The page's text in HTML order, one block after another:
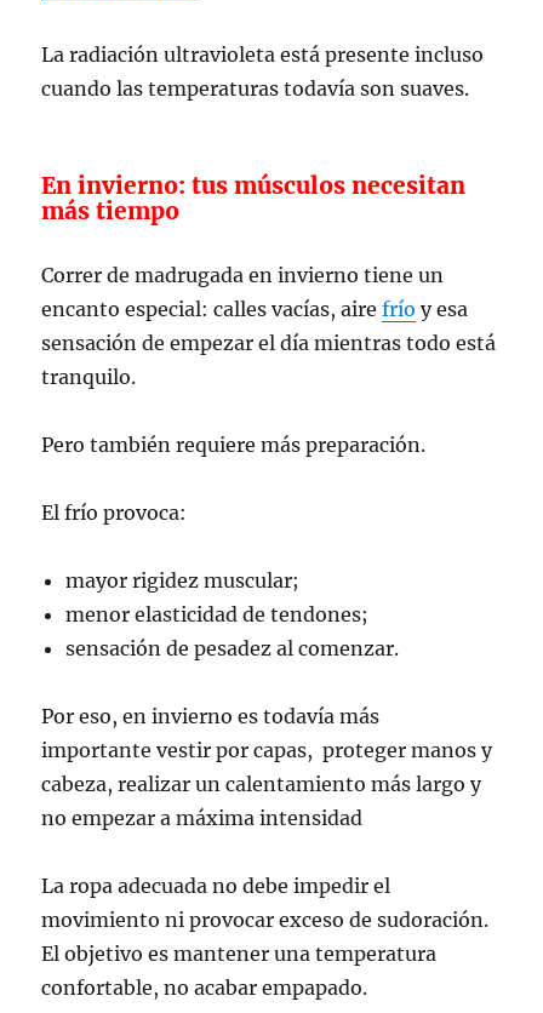
La radiación ultravioleta está presente incluso
cuando las temperaturas todavía son suaves.
En invierno: tus músculos necesitan
más tiempo
Correr de madrugada en invierno tiene un
encanto especial: calles vacías, airefrío y esa
sensación de empezar el día mientras todo está
tranquilo.
Pero también requiere más preparación.
El frío provoca:
mayor rigidez muscular;
menor elasticidad de tendones;
sensación de pesadez al comenzar.
Por eso, en invierno es todavía más
importante vestir por capas, proteger manos y
cabeza, realizar un calentamiento más largo y
no empezar a máxima intensidad
La ropa adecuada no debe impedir el
movimiento ni provocar exceso de sudoración.
El objetivo es mantener una temperatura
confortable, no acabar empapado.